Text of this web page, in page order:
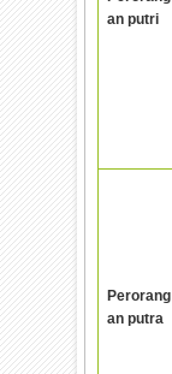
an putri
Perorang
an putra